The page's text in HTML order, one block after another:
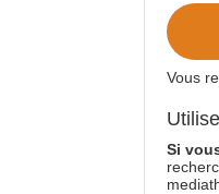
Vous
Si